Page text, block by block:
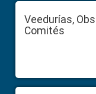
Veedurías,
Comités